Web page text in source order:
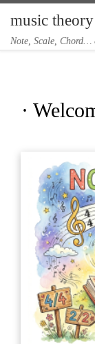
Skip to content
music theory
Note, Scale, Chord…
·